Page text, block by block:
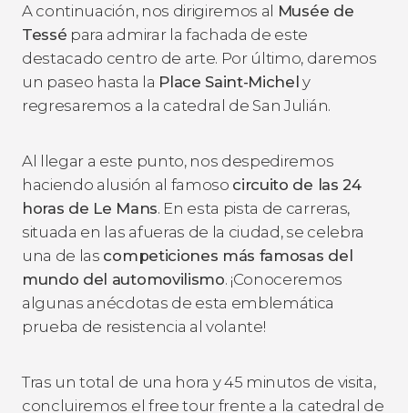
A continuación, nos dirigiremos al Musée de
Tessé para admirar la fachada de este
destacado centro de arte. Por último, daremos
un paseo hasta la Place Saint-Michel y
regresaremos a la catedral de San Julián.
Al llegar a este punto, nos despediremos
haciendo alusión al famoso circuito de las 24
horas de Le Mans. En esta pista de carreras,
situada en las afueras de la ciudad, se celebra
una de las competiciones más famosas del
mundo del automovilismo. ¡Conoceremos
algunas anécdotas de esta emblemática
prueba de resistencia al volante!
Tras un total de una hora y 45 minutos de visita,
concluiremos el free tour frente a la catedral de